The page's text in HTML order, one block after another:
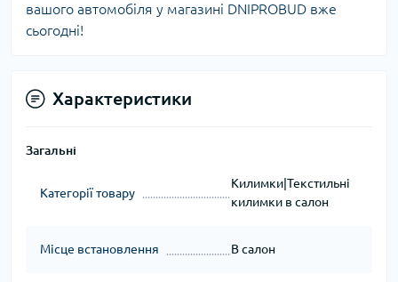
вашого автомобіля у магазині DNIPROBUD вже
сьогодні!
Характеристики
Загальні
Категорії товару
Килимки|Текстильні
килимки в салон
Місце встановлення В салон